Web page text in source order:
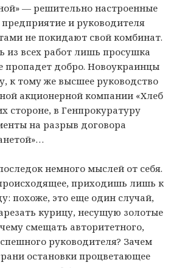
— решительно настроенные
предприятие и руководителя
не покидают свой комбинат.
из всех работ лишь просушка
пропадет добро. Новоукраинцы
к тому же высшее руководство
акционерной компании «Хлеб
стороне, в Генпрокуратуру
на разрыв договора
немного мыслей от себя.
приходишь лишь к
похоже, это еще один случай,
курицу, несущую золотые
смещать авторитетного,
руководителя? Зачем
остановки процветающее